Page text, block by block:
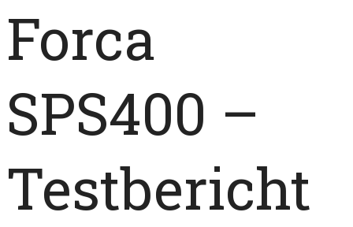
Forca
SPS400 –
Testbericht